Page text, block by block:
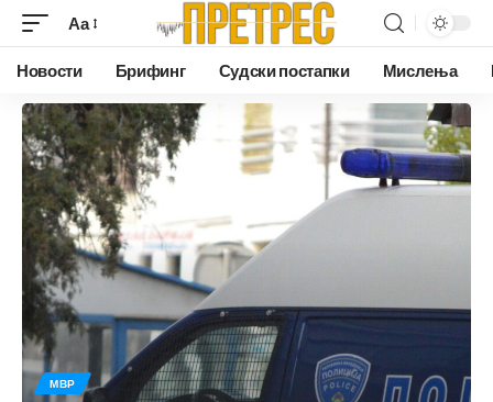
Аа
Новости Брифинг Судски постапки Мислења
МВР